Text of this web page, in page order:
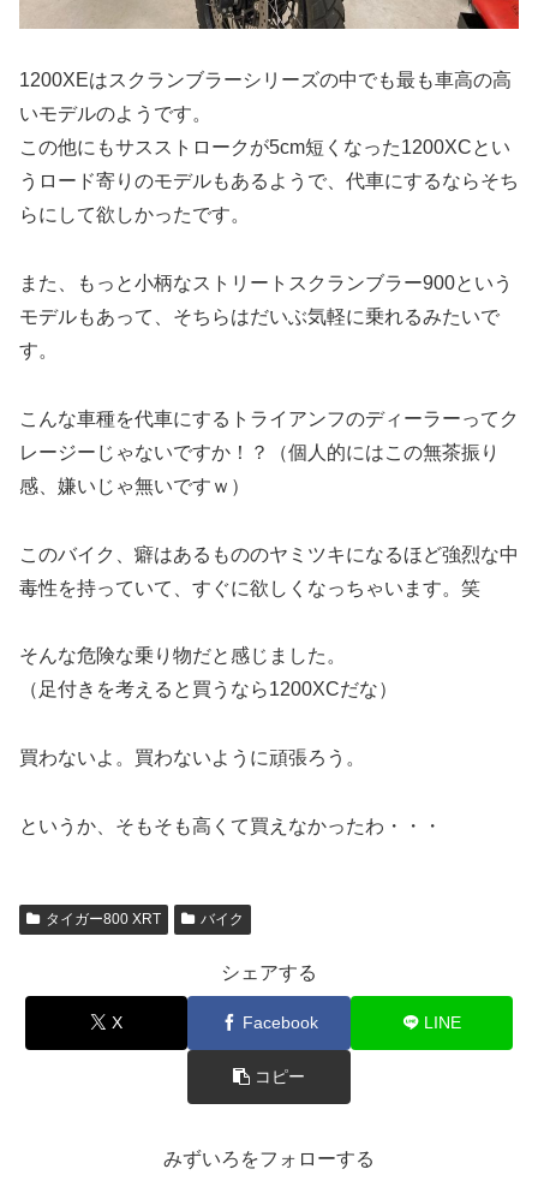
1200XEはスクランブラーシリーズの中でも最も車高の高
いモデルのようです。
この他にもサスストロークが5cm短くなった1200XCとい
うロード寄りのモデルもあるようで、代車にするならそち
らにして欲しかったです。
また、もっと小柄なストリートスクランブラー900という
モデルもあって、そちらはだいぶ気軽に乗れるみたいで
す。
こんな車種を代車にするトライアンフのディーラーってク
レージーじゃないですか！？（個人的にはこの無茶振り
感、嫌いじゃ無いですｗ）
このバイク、癖はあるもののヤミツキになるほど強烈な中
毒性を持っていて、すぐに欲しくなっちゃいます。笑
そんな危険な乗り物だと感じました。
（足付きを考えると買うなら1200XCだな）
買わないよ。買わないように頑張ろう。
というか、そもそも高くて買えなかったわ・・・
タイガー800 XRT バイク
シェアする
X Facebook LINE
コピー
みずいろをフォローする